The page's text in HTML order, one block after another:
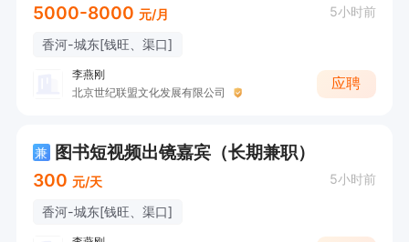
5000-8000 元/月 5小时前
香河-城东[钱旺、渠口]
李燕刚
北京世纪联盟文化发展有限公司
应聘
兼 图书短视频出镜嘉宾（长期兼职）
300 元/天 5小时前
香河-城东[钱旺、渠口]